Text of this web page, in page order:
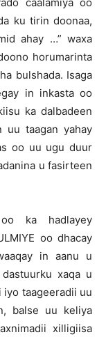
ku tirin doonaa,
ahay …” waxa
horumarinta
bulshada. Isaga
in inkasta oo
ka dalbadeen
uu taagan yahay
oo uu ugu duur
u fasirteen
oo ka hadlayey
oo dhacay
in aanu u
xaqa u
iyo taageeradii uu
balse uu keliya
xilligiisa